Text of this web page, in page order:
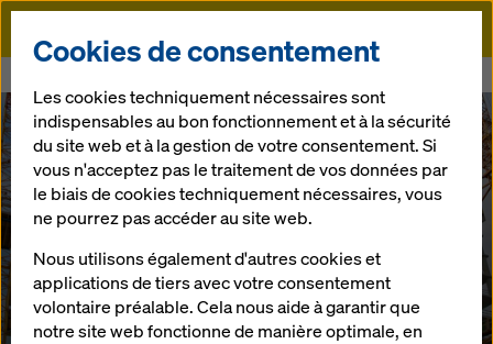
Doka
Tornimäe 3
(Swissotel à Tallin)
Estonie
Cookies de consentement
Les cookies techniquement nécessaires sont
indispensables au bon fonctionnement et à la sécurité
du site web et à la gestion de votre consentement. Si
vous n'acceptez pas le traitement de vos données par
le biais de cookies techniquement nécessaires, vous
ne pourrez pas accéder au site web.
Nous utilisons également d'autres cookies et
applications de tiers avec votre consentement
volontaire préalable. Cela nous aide à garantir que
notre site web fonctionne de manière optimale, en